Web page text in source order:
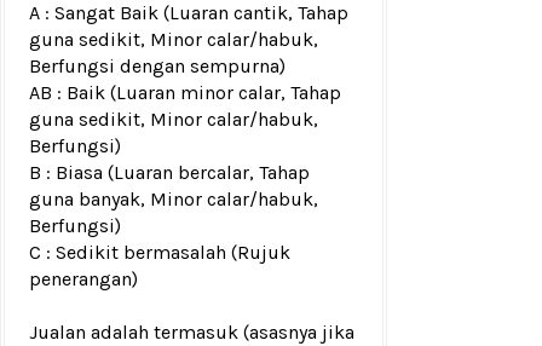
A : Sangat Baik (Luaran cantik, Tahap
guna sedikit, Minor calar/habuk,
Berfungsi dengan sempurna)
AB : Baik (Luaran minor calar, Tahap
guna sedikit, Minor calar/habuk,
Berfungsi)
B : Biasa (Luaran bercalar, Tahap
guna banyak, Minor calar/habuk,
Berfungsi)
C : Sedikit bermasalah (Rujuk
penerangan)
Jualan adalah termasuk (asasnya jika